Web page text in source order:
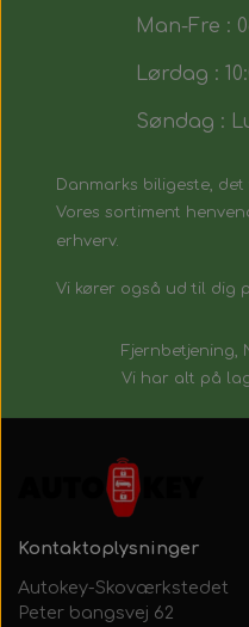
Man-Fre :
Lørdag :
Søndag :
Danmarks biligeste, det
Vores sortiment
erhverv.
Vi kører også ud til dig
Fjernbetjening,
Vi har alt på
Kontaktoplysninger
Autokey-Skoværkstedet
Peter bangsvej 62